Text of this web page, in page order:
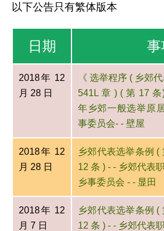
以下公告只有繁体版本
日期 事
2018年 12
月 28 日
《 选举程序 ( 乡郊
541L 章 ) ( 第 17
年乡郊一般选举原
事委员会- - 壁屋
2018年 12
月 28 日
乡郊代表选举条例 (
12 条 ) - - 乡郊代表
乡事委员会 - - 显田
2018年 12
月 7 日
乡郊代表选举条例 (
12 条 ) - - 乡郊代表